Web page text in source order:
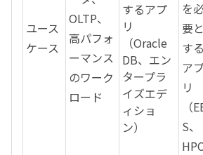
ユース
ケース
OLTP、
高パフォ
ーマンス
のワーク
ロード
するアプ
リ
（Oracle
DB、エン
タープラ
イズエデ
ィショ
ン）
を
要と
する
ア
リ
（
S、
HPC